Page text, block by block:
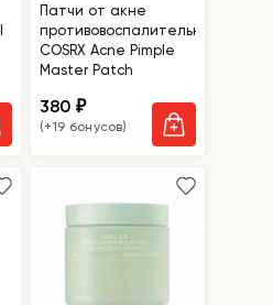
Патчи от акне
противовоспалительные
COSRX Acne Pimple
Master Patch
380₽
(+19 бонусов)